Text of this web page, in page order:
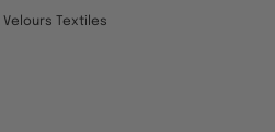
Velours Textiles